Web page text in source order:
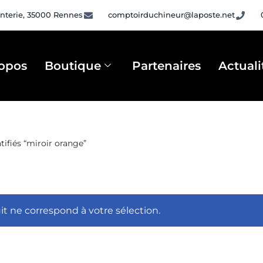
35000 Rennes comptoirduchineur@laposte.net
Boutique Partenaires
“miroir orange”
ne correspond à votre sélection.